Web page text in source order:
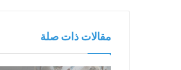
مقالات ذات صلة